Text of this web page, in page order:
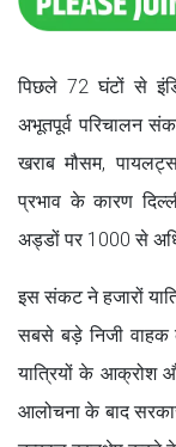
पिछले 72 घंटों से
अभूतपूर्व परिचालन
खराब मौसम,
प्रभाव के कारण
अड्डों पर 1000 से
इस संकट ने हजारों
सबसे बड़े निजी वाहक
यात्रियों के आक्रोश
आलोचना के बाद